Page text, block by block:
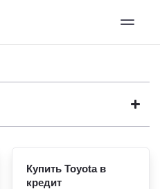
Купить Toyota в
кредит